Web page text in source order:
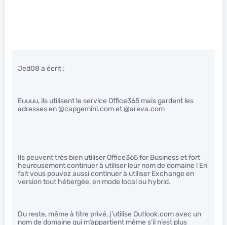
Jed08 a écrit :
Euuuu, ils utilisent le service Office365 mais gardent les
adresses en @capgemini.com et @areva.com
Ils peuvent très bien utiliser Office365 for Business et fort
heureusement continuer à utiliser leur nom de domaine ! En
fait vous pouvez aussi continuer à utiliser Exchange en
version tout hébergée, en mode local ou hybrid.
Du reste, même à titre privé, j’utilise Outlook.com avec un
nom de domaine qui m’appartient même s’il n’est plus